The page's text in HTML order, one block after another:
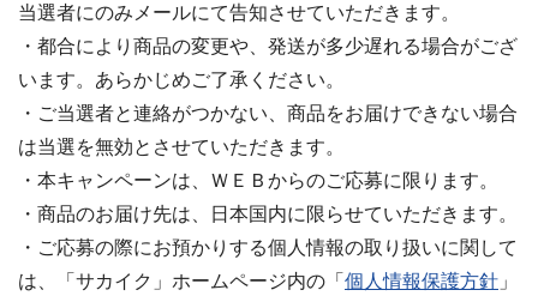
当選者にのみメールにて告知させていただきます。
・都合により商品の変更や、発送が多少遅れる場合がござ
います。あらかじめご了承ください。
・ご当選者と連絡がつかない、商品をお届けできない場合
は当選を無効とさせていただきます。
・本キャンペーンは、ＷＥＢからのご応募に限ります。
・商品のお届け先は、日本国内に限らせていただきます。
・ご応募の際にお預かりする個人情報の取り扱いに関して
は、「サカイク」ホームページ内の「 個人情報保護方針 」